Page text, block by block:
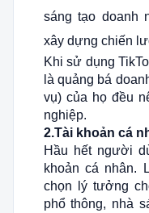
sáng tạo doanh
xây dựng chiến
Khi sử dụng
là quảng bá
vụ) của họ đều
nghiệp.
2.Tài khoản cá
Hầu hết người
khoản cá nhân.
chọn lý tưởng
phổ thông, nhà